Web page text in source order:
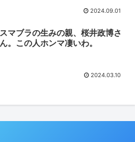
2024.09.01
スマブラの生みの親、桜井政博さ
ん。この人ホンマ凄いわ。
2024.03.10